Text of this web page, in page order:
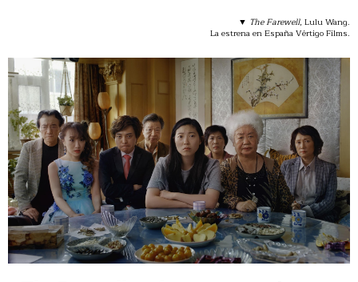
▼ The Farewell, Lulu Wang.
La estrena en España Vértigo Films.